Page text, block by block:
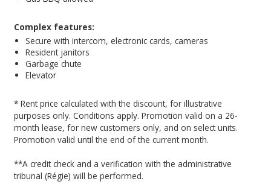
Complex features:
Secure with intercom, electronic cards, cameras
Resident janitors
Garbage chute
Elevator
* Rent price calculated with the discount, for illustrative
purposes only. Conditions apply. Promotion valid on a 26-
month lease, for new customers only, and on select units.
Promotion valid until the end of the current month.
**A credit check and a verification with the administrative
tribunal (Régie) will be performed.